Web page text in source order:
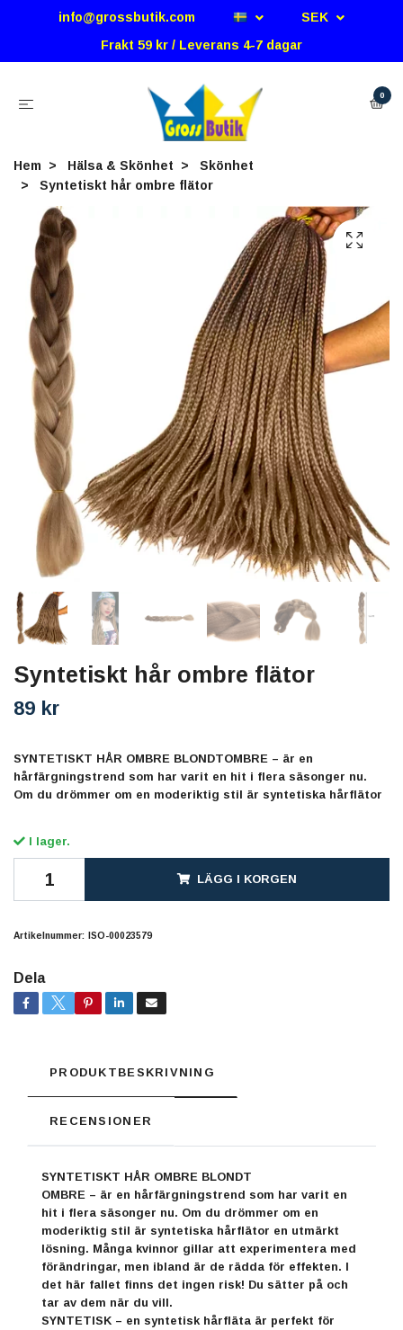
info@grossbutik.com
SEK
Frakt 59 kr / Leverans 4-7 dagar
0
Hem Hälsa & Skönhet
Skönhet
Syntetiskt hår ombre flätor
Syntetiskt hår ombre flätor
89 kr
SYNTETISKT HÅR OMBRE BLONDTOMBRE – är en
hårfärgningstrend som har varit en hit i flera säsonger nu.
Om du drömmer om en moderiktig stil är syntetiska hårflätor
I lager.
LÄGG I KORGEN
Artikelnummer: ISO-00023579
Dela
PRODUKTBESKRIVNING
RECENSIONER
SYNTETISKT HÅR OMBRE BLONDT
OMBRE – är en hårfärgningstrend som har varit en
hit i flera säsonger nu. Om du drömmer om en
moderiktig stil är syntetiska hårflätor en utmärkt
lösning. Många kvinnor gillar att experimentera med
förändringar, men ibland är de rädda för effekten. I
det här fallet finns det ingen risk! Du sätter på och
tar av dem när du vill.
SYNTETISK – en syntetisk hårfläta är perfekt för